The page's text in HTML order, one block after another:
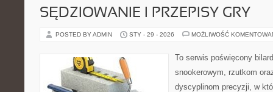
SĘDZIOWANIE I PRZEPISY GRY
POSTED BY ADMIN STY - 29 - 2026 MOŻLIWOŚĆ
To serwis poświęcony
snookerowym, rzutkom
dyscyplinom precyzji, w